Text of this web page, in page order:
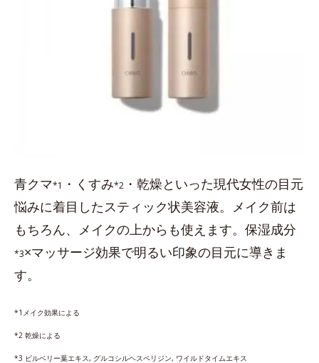
青クマ*1 ・くすみ*2 ・乾燥といった現代女性の目元
悩みに着目したスティック状美容液。メイク前は
もちろん、メイクの上からも使えます。保湿成分
*3×マッサージ効果で明るい印象の目元に導きま
す。
*1メイク効果による
*2 乾燥による
*3 ビルベリー葉エキス, グルコシルヘスペリジン, ワイルドタイムエキス